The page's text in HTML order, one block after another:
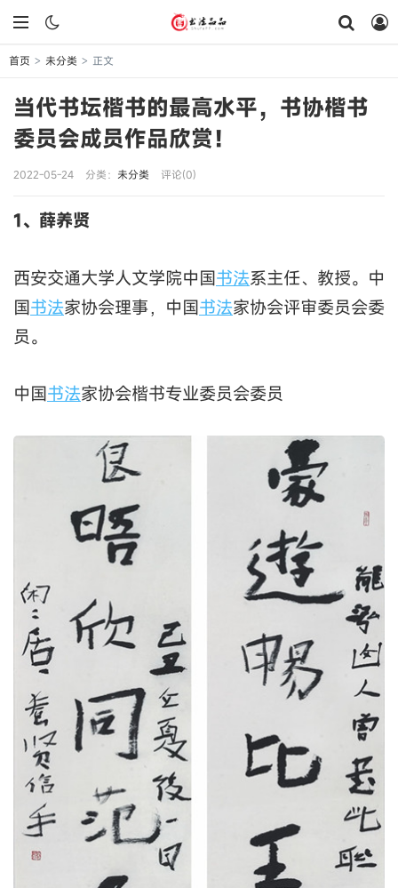
首页 > 未分类 > 正文
当代书坛楷书的最高水平，书协楷书
委员会成员作品欣赏！
2022-05-24 分类： 未分类 评论(0)
1、薛养贤
西安交通大学人文学院中国书法系主任、教授。中
国书法家协会理事，中国书法家协会评审委员会委
员。
中国书法家协会楷书专业委员会委员